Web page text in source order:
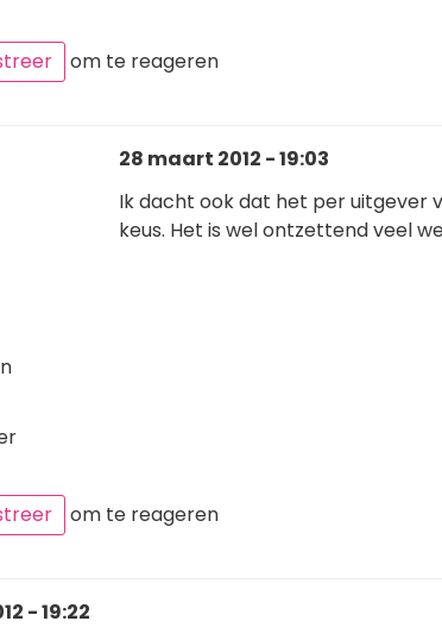
om te reageren
28 maart 2012 - 19:03
Ik dacht ook dat het per uitgever
keus. Het is wel ontzettend veel
om te reageren
- 19:22